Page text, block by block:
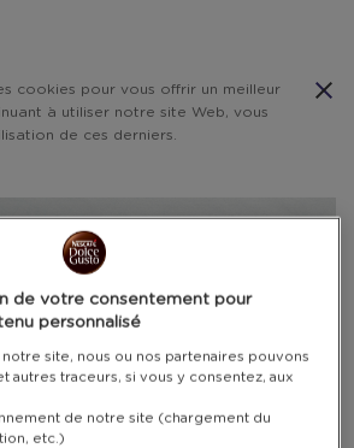
cookies pour vous offrir un meilleur
à utiliser notre site Web, vous
de ces derniers.
de votre consentement pour
personnalisé
site, nous ou nos partenaires pouvons
autres traceurs, si vous y consentez, aux
de notre site (chargement du
etc.)